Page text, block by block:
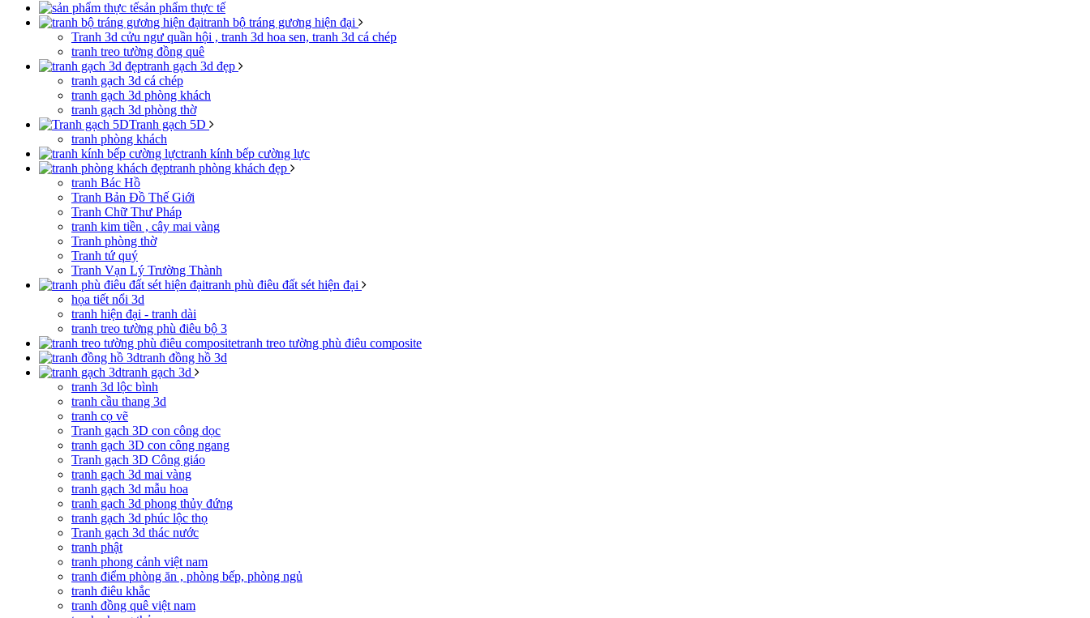
sản phẩm thực tế
tranh bộ tráng gương hiện đại
Tranh 3d cửu ngư quần hội , tranh 3d hoa sen, tranh 3d cá chép
tranh treo tường đồng quê
tranh gạch 3d đẹp
tranh gạch 3d cá chép
tranh gạch 3d phòng khách
tranh gạch 3d phòng thờ
Tranh gạch 5D
tranh phòng khách
tranh kính bếp cường lực
tranh phòng khách đẹp
tranh Bác Hồ
Tranh Bản Đồ Thế Giới
Tranh Chữ Thư Pháp
tranh kim tiền , cây mai vàng
Tranh phòng thờ
Tranh tứ quý
Tranh Vạn Lý Trường Thành
tranh phù điêu đất sét hiện đại
họa tiết nổi 3d
tranh hiện đại - tranh dài
tranh treo tường phù điêu bộ 3
tranh treo tường phù điêu composite
tranh đồng hồ 3d
tranh gạch 3d
tranh 3d lộc bình
tranh cầu thang 3d
tranh cọ vẽ
Tranh gạch 3D con công dọc
tranh gạch 3D con công ngang
Tranh gạch 3D Công giáo
tranh gạch 3d mai vàng
tranh gạch 3d mẫu hoa
tranh gạch 3d phong thủy đứng
tranh gạch 3d phúc lộc thọ
Tranh gạch 3d thác nước
tranh phật
tranh phong cảnh việt nam
tranh điểm phòng ăn , phòng bếp, phòng ngủ
tranh điêu khắc
tranh đồng quê việt nam